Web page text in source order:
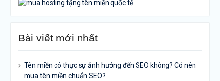
Bài viết mới nhất
Tên miền có thực sự ảnh hưởng đến SEO không? Có nên
mua tên miền chuẩn SEO?